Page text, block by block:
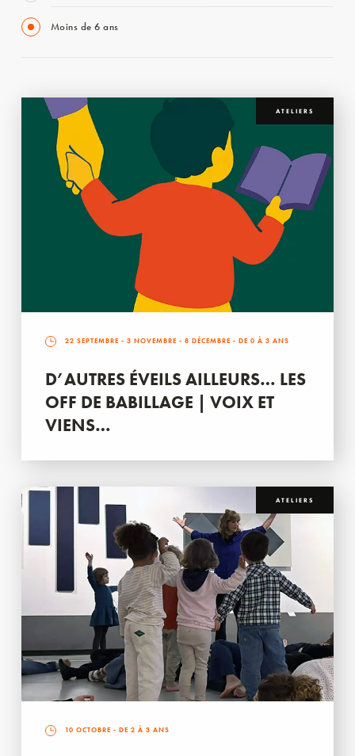
Moins de 6 ans
ATELIERS
22 SEPTEMBRE - 3 NOVEMBRE - 8 DÉCEMBRE - DE 0 À 3 ANS
D’AUTRES ÉVEILS AILLEURS… LES
OFF DE BABILLAGE | VOIX ET
VIENS…
ATELIERS
10 OCTOBRE - DE 2 À 3 ANS